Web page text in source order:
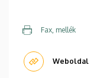
Fax, mellék
Weboldal